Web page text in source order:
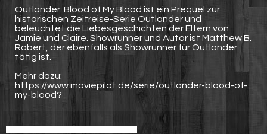
Outlander: Blood of My Blood ist ein Prequel zur
historischen Zeitreise-Serie Outlander und
beleuchtet die Liebesgeschichten der Eltern von
Jamie und Claire. Showrunner und Autor ist Matthew B.
Robert, der ebenfalls als Showrunner für Outlander
tätig ist.
Mehr dazu:
https://www.moviepilot.de/serie/outlander-blood-of-
my-blood?